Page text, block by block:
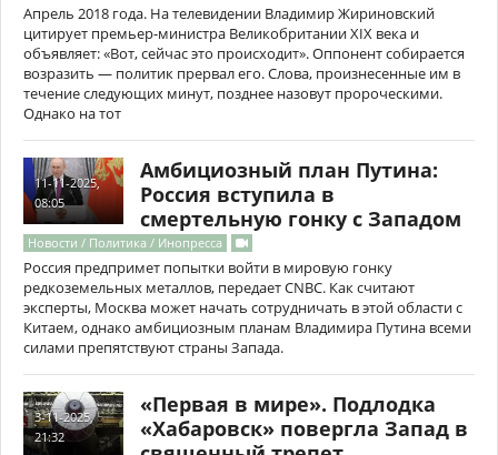
Апрель 2018 года. На телевидении Владимир Жириновский
цитирует премьер-министра Великобритании XIX века и
объявляет: «Вот, сейчас это происходит». Оппонент собирается
возразить — политик прервал его. Слова, произнесенные им в
течение следующих минут, позднее назовут пророческими.
Однако на тот
11-11-2025,
08:05
Амбициозный план Путина:
Россия вступила в
смертельную гонку с Западом
Новости / Политика / Инопресса
Россия предпримет попытки войти в мировую гонку
редкоземельных металлов, передает CNBC. Как считают
эксперты, Москва может начать сотрудничать в этой области с
Китаем, однако амбициозным планам Владимира Путина всеми
силами препятствуют страны Запада.
3-11-2025,
21:32
«Первая в мире». Подлодка
«Хабаровск» повергла Запад в